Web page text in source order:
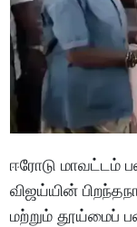
ஈரோடு மாவட்டம்
விஜய்யின்
மற்றும் தூய்மைப்